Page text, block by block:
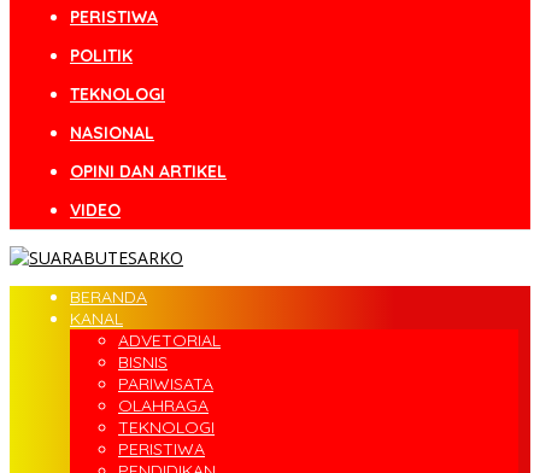
PERISTIWA
POLITIK
TEKNOLOGI
NASIONAL
OPINI DAN ARTIKEL
VIDEO
BERANDA
KANAL
ADVETORIAL
BISNIS
PARIWISATA
OLAHRAGA
TEKNOLOGI
PERISTIWA